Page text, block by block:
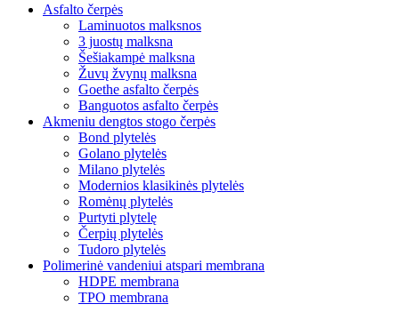
Asfalto čerpės
Laminuotos malksnos
3 juostų malksna
Šešiakampė malksna
Žuvų žvynų malksna
Goethe asfalto čerpės
Banguotos asfalto čerpės
Akmeniu dengtos stogo čerpės
Bond plytelės
Golano plytelės
Milano plytelės
Modernios klasikinės plytelės
Romėnų plytelės
Purtyti plytelę
Čerpių plytelės
Tudoro plytelės
Polimerinė vandeniui atspari membrana
HDPE membrana
TPO membrana